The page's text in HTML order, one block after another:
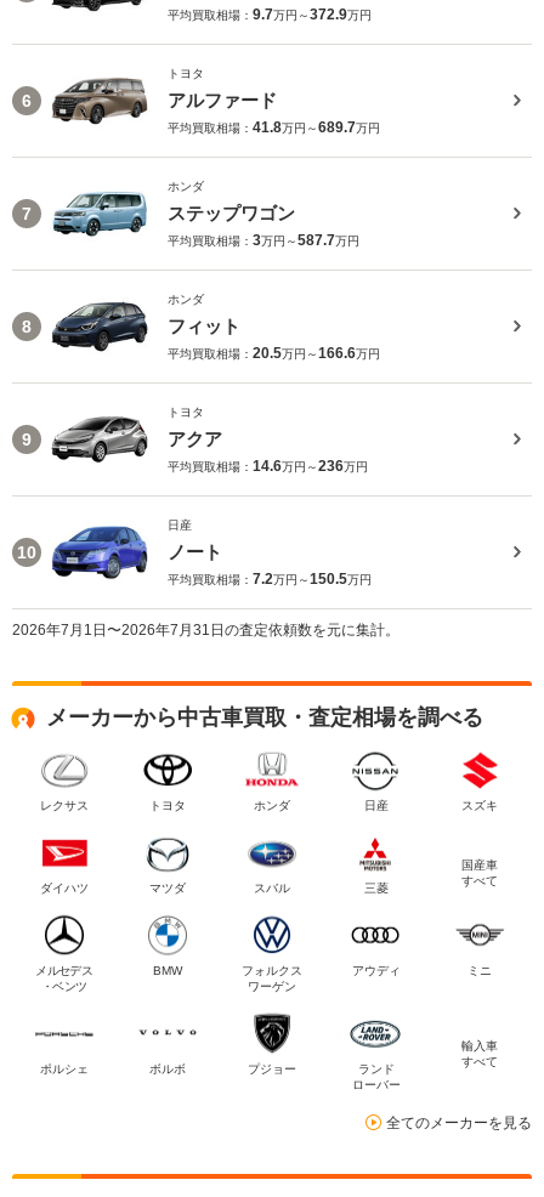
平均買取相場： 9.7万円～372.9万円
6
トヨタ
アルファード
平均買取相場： 41.8万円～689.7万円
7
ホンダ
ステップワゴン
平均買取相場： 3万円～587.7万円
8
ホンダ
フィット
平均買取相場： 20.5万円～166.6万円
9
トヨタ
アクア
平均買取相場： 14.6万円～236万円
10
日産
ノート
平均買取相場： 7.2万円～150.5万円
2026年7月1日〜2026年7月31日の査定依頼数を元に集計。
メーカーから中古車買取・査定相場を調べる
レクサス トヨタ ホンダ 日産 スズキ
ダイハツ マツダ スバル 三菱
国産車
すべて
メルセデス
・ベンツ
BMW
フォルクス
ワーゲン
アウディ ミニ
ポルシェ ボルボ プジョー
ランド
ローバー
輸入車
すべて
全てのメーカーを見る